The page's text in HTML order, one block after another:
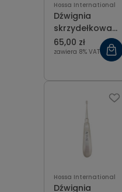
Hossa International
Dźwignia
skrzydełkowa
Winged prosta
1 mm
65,00 zł
zawiera 8% VAT
Hossa International
Dźwignia